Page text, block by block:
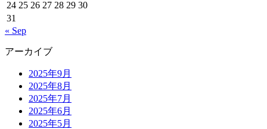
24 25 26 27 28 29 30
31
« Sep
アーカイブ
2025年9月
2025年8月
2025年7月
2025年6月
2025年5月